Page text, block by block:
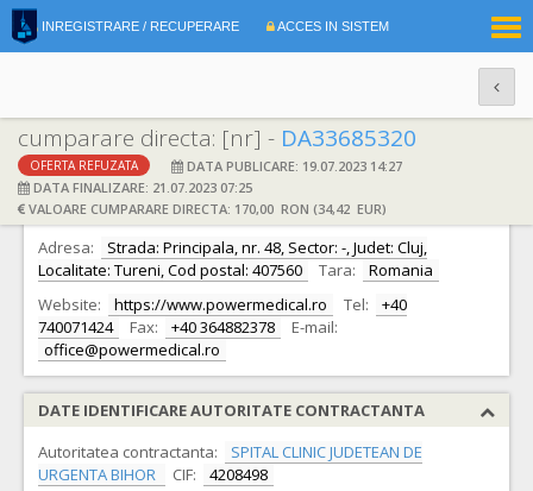
INREGISTRARE / RECUPERARE ACCES IN SISTEM
cumparare directa: [nr] - DA33685320
OFERTA REFUZATA
DATA PUBLICARE: 19.07.2023 14:27
DATA FINALIZARE: 21.07.2023 07:25
VALOARE CUMPARARE DIRECTA: 170,00 RON (34,42 EUR)
DATE IDENTIFICARE OFERTANT
Ofertant: S.C. Power Medical S.R.L. CIF: 35367825
Adresa:
Strada: Principala, nr. 48, Sector: -, Judet: Cluj,
Localitate: Tureni, Cod postal: 407560
Tara:
Romania
Website:
https://www.powermedical.ro Tel:
+40
740071424
Fax: +40 364882378
E-mail:
office@powermedical.ro
DATE IDENTIFICARE AUTORITATE CONTRACTANTA
Autoritatea contractanta:
SPITAL CLINIC JUDETEAN DE
URGENTA BIHOR
CIF:
4208498